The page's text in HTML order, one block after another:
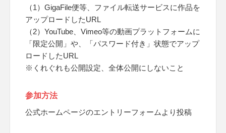
（1）GigaFile便等、ファイル転送サービスに作品を
アップロードしたURL
（2）YouTube、Vimeo等の動画プラットフォームに
「限定公開」や、「パスワード付き」状態でアップ
ロードしたURL
※くれぐれも公開設定、全体公開にしないこと
参加方法
公式ホームページのエントリーフォームより投稿